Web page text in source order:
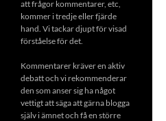
att frågor kommentarer, etc,
kommer i tredje eller fjärde
hand. Vi tackar djupt för visad
förståelse för det.
Kommentarer kräver en aktiv
debatt och vi rekommenderar
den som anser sig ha något
vettigt att säga att gärna blogga
själv i ämnet och få en större